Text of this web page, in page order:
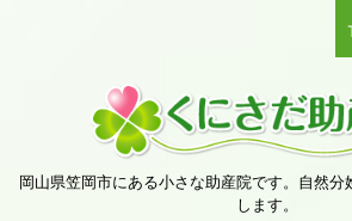
岡山県笠岡市にある小さな助産院です。自然分
します。